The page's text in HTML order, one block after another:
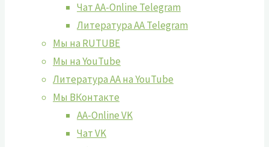
Чат AA-Online Telegram
Литература АА Telegram
Мы на RUTUBE
Мы на YouTube
Литература АА на YouTube
Мы ВКонтакте
AA-Online VK
Чат VK